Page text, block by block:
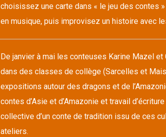
choisissez une carte dans « le jeu des contes
en musique, puis improvisez un histoire avec
De janvier à mai les conteuses Karine Mazel
dans des classes de collège (Sarcelles et
expositions autour des dragons et de
contes d’Asie et d’Amazonie et travail
collective d’un conte de tradition issu de ces
ateliers.